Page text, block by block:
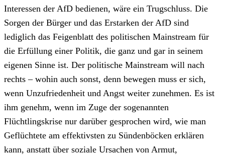
Interessen der AfD bedienen, wäre ein Trugschluss. Die
Sorgen der Bürger und das Erstarken der AfD sind
lediglich das Feigenblatt des politischen Mainstream für
die Erfüllung einer Politik, die ganz und gar in seinem
eigenen Sinne ist. Der politische Mainstream will nach
rechts – wohin auch sonst, denn bewegen muss er sich,
wenn Unzufriedenheit und Angst weiter zunehmen. Es ist
ihm genehm, wenn im Zuge der sogenannten
Flüchtlingskrise nur darüber gesprochen wird, wie man
Geflüchtete am effektivsten zu Sündenböcken erklären
kann, anstatt über soziale Ursachen von Armut,